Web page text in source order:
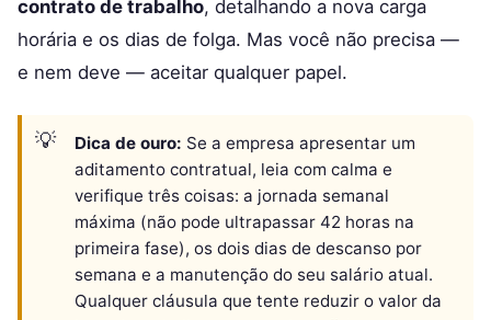
contrato de trabalho, detalhando a nova carga
horária e os dias de folga. Mas você não precisa —
e nem deve — aceitar qualquer papel.
Dica de ouro: Se a empresa apresentar um
aditamento contratual, leia com calma e
verifique três coisas: a jornada semanal
máxima (não pode ultrapassar 42 horas na
primeira fase), os dois dias de descanso por
semana e a manutenção do seu salário atual.
Qualquer cláusula que tente reduzir o valor da